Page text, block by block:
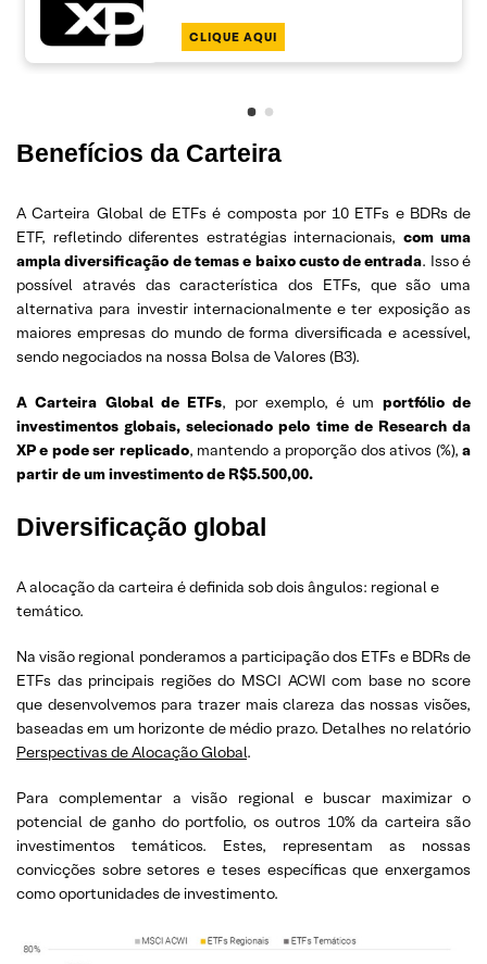
CLIQUE AQUI
Benefícios da Carteira
A Carteira Global de ETFs é composta por 10 ETFs e BDRs de
ETF, refletindo diferentes estratégias internacionais, com uma
ampla diversificação de temas e baixo custo de entrada. Isso é
possível através das característica dos ETFs, que são uma
alternativa para investir internacionalmente e ter exposição as
maiores empresas do mundo de forma diversificada e acessível,
sendo negociados na nossa Bolsa de Valores (B3).
A Carteira Global de ETFs, por exemplo, é um portfólio de
investimentos globais, selecionado pelo time de Research da
XP e pode ser replicado, mantendo a proporção dos ativos (%),a
partir de um investimento de R$5.500,00.
Diversificação global
A alocação da carteira é definida sob dois ângulos: regional e
temático.
Na visão regional ponderamos a participação dos ETFs e BDRs de
ETFs das principais regiões do MSCI ACWI com base no score
que desenvolvemos para trazer mais clareza das nossas visões,
baseadas em um horizonte de médio prazo. Detalhes no relatório
Perspectivas de Alocação Global.
Para complementar a visão regional e buscar maximizar o
potencial de ganho do portfolio, os outros 10% da carteira são
investimentos temáticos. Estes, representam as nossas
convicções sobre setores e teses específicas que enxergamos
como oportunidades de investimento.